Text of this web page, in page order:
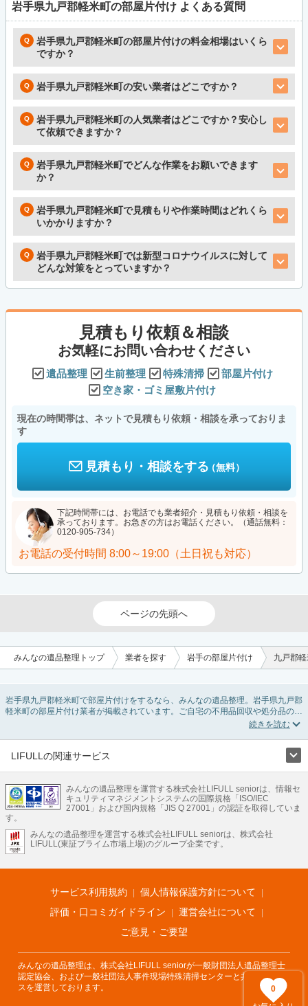
岩手県九戸郡軽米町の部屋片付け よくある質問
岩手県九戸郡軽米町の部屋片付けの料金相場はいくら
ですか？
岩手県九戸郡軽米町の安い業者はどこですか？
岩手県九戸郡軽米町の人気業者はどこですか？安心し
て依頼できますか？
岩手県九戸郡軽米町でどんな作業をお願いできます
か？
岩手県九戸郡軽米町で見積もりや作業時間はどれくら
いかかりますか？
岩手県九戸郡軽米町では新型コロナウイルスに対して
どんな対策をとっていますか？
0
見積もり依頼＆相談
お気軽にお問い合わせください
遺品整理 生前整理 特殊清掃
部屋片付け
空き家・ゴミ屋敷片付け
現在の時間帯は、ネットで見積もり依頼・相談を承っておりま
す
見積もり・相談をする（無料）
下記時間帯には、お電話でも業者紹介・見積もり依頼・相談を
承っております。お急ぎの方はお電話ください。（通話無料：
0120-905-734）
お電話の受付時間 8:00～19:00（土日祝も対応）
ページの先頭へ
みんなの遺品整理トップ 業者を探す 岩手の部屋片付け 九戸郡
岩手県九戸郡軽米町で部屋片付けをするなら、みんなの遺品整理。岩手県九戸郡
軽米町の部屋片付け業者が掲載されています。ご自宅の不用品回収や処分品の仕
分け、貴重品の捜索などの依頼ができます。岩手県九戸郡軽米町の部屋片付けの
し検索してみましょう。部屋片付けはいつか着手しようと思っていると、ついつ
ご自分で無理なくできる片付け方法やご実家の片付けノウハウもお届けしていま
すので、ぜひあわせてご覧ください。
LIFULLの関連サービス
不動産・住宅
引越し 老人ホーム 地方創生 ママの就労支援
不動産クラウドファンディング 遺品整理 老後の暮らし情報
LIFULL HOME'Sのサービス
不動産・住宅
不動産査定 マンション専門売却査定 不動産投資 アドバイザー
不動産アーカイブ
空き家バンク 家賃相場 不動産会社
まちむすび
不動産用語集 住まいのお役立ち情報
LIFULL HOME'S PRESS
アプリ 不動産データ 不動産転職
みんなの遺品整理を運営する株式会社LIFULL seniorは、情報セ
キュリティマネジメントシステムの国際規格「ISO/IEC
27001」および国内規格「JIS Q 27001」の認証を取得していま
す。
みんなの遺品整理を運営する株式会社LIFULL seniorは、株式会社
LIFULL(東証プライム市場上場)のグループ企業です。
サービス利用規約
個人情報保護方針について
評価・口コミガイドライン
運営会社について
ご意見・ご要望
みんなの遺品整理は、株式会社LIFULL seniorが一般財団法人遺品整理士
認定協会、および一般社団法人事件現場特殊清掃センターと共同でサービ
スを運営しております。